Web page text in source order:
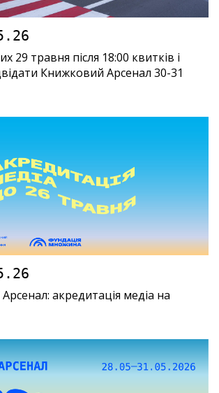
29 травня після 18:00 квитків і
Книжковий Арсенал 30-31
акредитація медіа на